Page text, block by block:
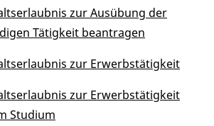
zur Ausübung der
Tätigkeit beantragen
zur Erwerbstätigkeit
zur Erwerbstätigkeit
Studium